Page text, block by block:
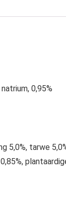
0,95%
5,0%, tarwe